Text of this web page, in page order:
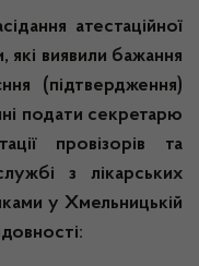
атестаційної
які виявили бажання
(підтвердження)
подати секретарю
провізорів та
з лікарських
у Хмельницькій